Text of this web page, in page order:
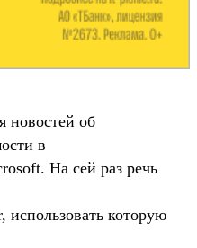
новостей об
в
На сей раз речь
которую